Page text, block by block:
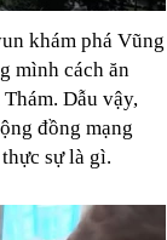
khám phá Vũng
mình cách ăn
Dẫu vậy,
đồng mạng
sự là gì.